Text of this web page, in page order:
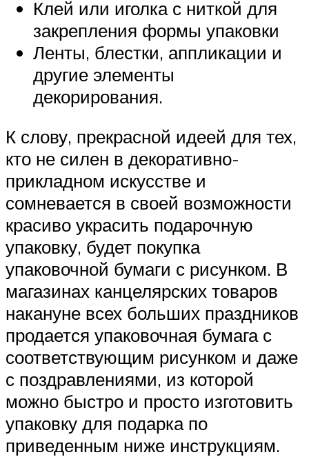
Клей или иголка с ниткой для
закрепления формы упаковки
Ленты, блестки, аппликации и
другие элементы
декорирования.
К слову, прекрасной идеей для тех,
кто не силен в декоративно-
прикладном искусстве и
сомневается в своей возможности
красиво украсить подарочную
упаковку, будет покупка
упаковочной бумаги с рисунком. В
магазинах канцелярских товаров
накануне всех больших праздников
продается упаковочная бумага с
соответствующим рисунком и даже
с поздравлениями, из которой
можно быстро и просто изготовить
упаковку для подарка по
приведенным ниже инструкциям.